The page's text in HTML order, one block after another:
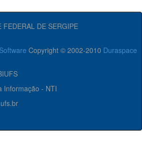
FEDERAL DE SERGIPE
Copyright © 2002-2010 Duraspace
Informação - NTI